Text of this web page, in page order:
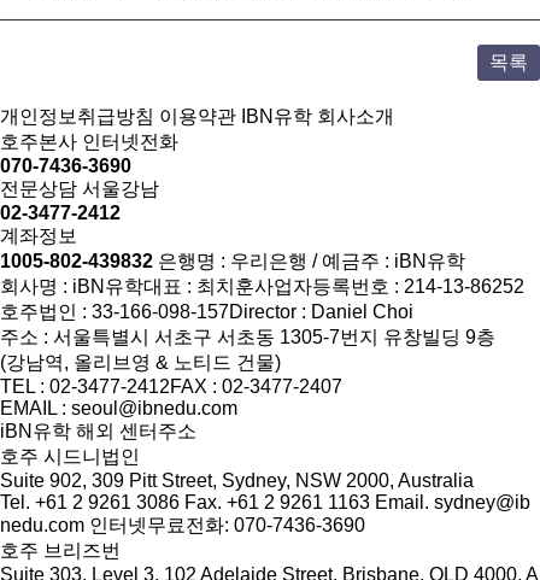
목록
개인정보취급방침 이용약관 IBN유학 회사소개
호주본사 인터넷전화
070-7436-3690
전문상담 서울강남
02-3477-2412
계좌정보
1005-802-439832 은행명 : 우리은행 / 예금주 : iBN유학
회사명 : iBN유학대표 : 최치훈사업자등록번호 : 214-13-86252
호주법인 : 33-166-098-157Director : Daniel Choi
주소 : 서울특별시 서초구 서초동 1305-7번지 유창빌딩 9층
(강남역, 올리브영 & 노티드 건물)
TEL : 02-3477-2412FAX : 02-3477-2407
EMAIL : seoul@ibnedu.com
iBN유학 해외 센터주소
호주 시드니법인
Suite 902, 309 Pitt Street, Sydney, NSW 2000, Australia
Tel. +61 2 9261 3086 Fax. +61 2 9261 1163 Email. sydney@ib
nedu.com 인터넷무료전화: 070-7436-3690
호주 브리즈번
Suite 303, Level 3, 102 Adelaide Street, Brisbane, QLD 4000, A